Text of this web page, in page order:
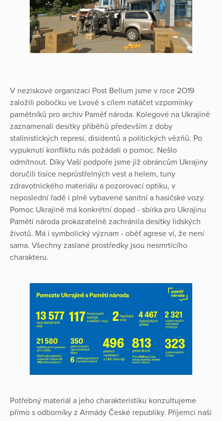
V neziskové organizaci Post Bellum jsme v roce 2O19
založili pobočku ve Lvově s cílem natáčet vzpomínky
pamětníků pro archiv Paměť národa. Kolegové na Ukrajině
zaznamenali desítky příběhů především z doby
stalinistických represí, disidentů a politických vězňů. Po
vypuknutí konfliktu nás požádali o pomoc. Nešlo
odmítnout. Díky Vaší podpoře jsme již obráncům Ukrajiny
doručili tisíce neprůstřelných vest a helem, tuny
zdravotnického materiálu a pozorovací optiku, v
neposlední řadě i plně vybavené sanitní a hasičské vozy.
Pomoc Ukrajině má konkrétní dopad - sbírka pro Ukrajinu
Paměti národa prokazatelně zachránila desítky lidských
životů. Má i symbolický význam - oběť agrese ví, že není
sama. Všechny zaslané prostředky jsou nesmrtícího
charakteru.
Potřebný materiál a jeho charakteristiku konzultujeme
přímo s odborníky z Armády České republiky. Příjemci naší